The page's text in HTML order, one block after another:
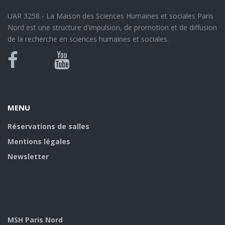
UAR 3258 - La Maison des Sciences Humaines et sociales Paris
Nord est une structure d'impulsion, de promotion et de diffusion
de la recherche en sciences humaines et sociales.
Bluesky
Canal
MENU
Réservations de salles
Mentions légales
Newsletter
MSH Paris Nord